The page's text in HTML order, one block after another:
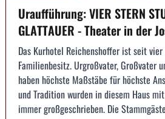
Uraufführung: VIER STERN
GLATTAUER - Theater in der
Das Kurhotel Reichenshoffer ist seit
Familienbesitz. Urgroßvater, Großvater
haben höchste Maßstäbe für höchste
und Tradition wurden in diesem Haus
immer großgeschrieben. Die